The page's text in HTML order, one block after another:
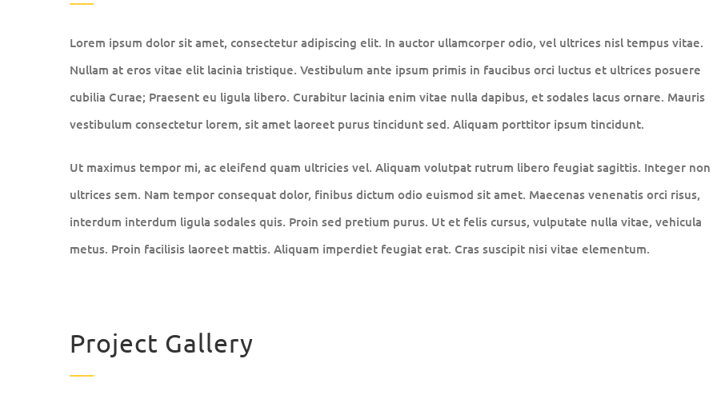
Lorem ipsum dolor sit amet, consectetur adipiscing elit. In auctor ullamcorper odio, vel ultrices nisl tempus vitae.
Nullam at eros vitae elit lacinia tristique. Vestibulum ante ipsum primis in faucibus orci luctus et ultrices posuere
cubilia Curae; Praesent eu ligula libero. Curabitur lacinia enim vitae nulla dapibus, et sodales lacus ornare. Mauris
vestibulum consectetur lorem, sit amet laoreet purus tincidunt sed. Aliquam porttitor ipsum tincidunt.
Ut maximus tempor mi, ac eleifend quam ultricies vel. Aliquam volutpat rutrum libero feugiat sagittis. Integer non
ultrices sem. Nam tempor consequat dolor, finibus dictum odio euismod sit amet. Maecenas venenatis orci risus,
interdum interdum ligula sodales quis. Proin sed pretium purus. Ut et felis cursus, vulputate nulla vitae, vehicula
metus. Proin facilisis laoreet mattis. Aliquam imperdiet feugiat erat. Cras suscipit nisi vitae elementum.
Project Gallery